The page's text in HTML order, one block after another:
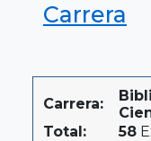
Carrera
Carrera:
Total:
58